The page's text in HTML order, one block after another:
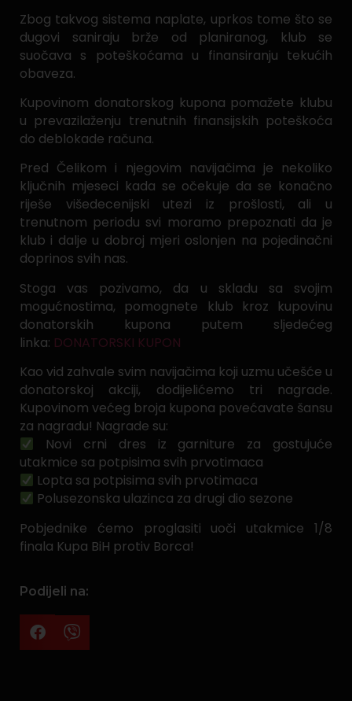
Zbog takvog sistema naplate, uprkos tome što se
dugovi saniraju brže od planiranog, klub se
suočava s poteškoćama u finansiranju tekućih
obaveza.
Kupovinom donatorskog kupona pomažete klubu
u prevazilaženju trenutnih finansijskih poteškoća
do deblokade računa.
Pred Čelikom i njegovim navijačima je nekoliko
ključnih mjeseci kada se očekuje da se konačno
riješe višedecenijski utezi iz prošlosti, ali u
trenutnom periodu svi moramo prepoznati da je
klub i dalje u dobroj mjeri oslonjen na pojedinačni
doprinos svih nas.
Stoga vas pozivamo, da u skladu sa svojim
mogućnostima, pomognete klub kroz kupovinu
donatorskih kupona putem sljedećeg
linka: DONATORSKI KUPON
Kao vid zahvale svim navijačima koji uzmu učešće u
donatorskoj akciji, dodijelićemo tri nagrade.
Kupovinom većeg broja kupona povećavate šansu
za nagradu! Nagrade su:
Novi crni dres iz garniture za gostujuće
utakmice sa potpisima svih prvotimaca
Lopta sa potpisima svih prvotimaca
Polusezonska ulazinca za drugi dio sezone
Pobjednike ćemo proglasiti uoči utakmice 1/8
finala Kupa BiH protiv Borca!
Podijeli na: